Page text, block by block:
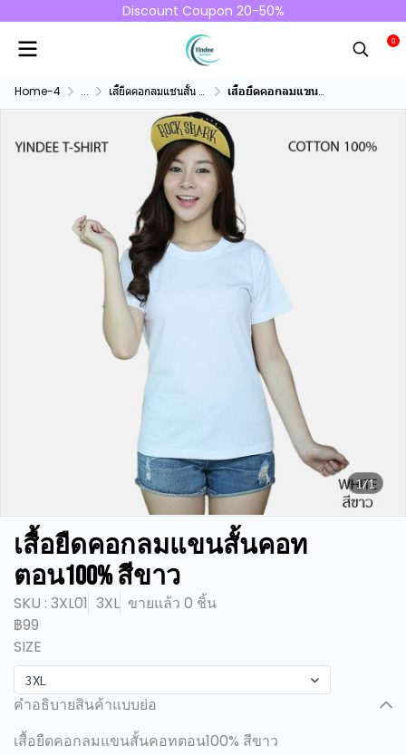
Discount Coupon 20-50%
0
Home-4 ... เสื้ยืดคอกลมแชนสั้น คอทตอน100% เสื้อยืดคอกลมแขนสั้นคอทตอน100% สีขาว
1/1
เสื้อยืดคอกลมแขนสั้นคอท
ตอน100% สีขาว
SKU : 3XL01 3XL ขายแล้ว 0 ชิ้น
฿99
SIZE
3XL
คำอธิบายสินค้าแบบย่อ
เสื้อยืดคอกลมแขนสั้นคอทตอน100% สีขาว